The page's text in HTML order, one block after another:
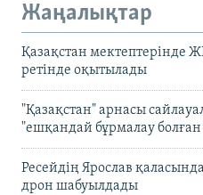
Жаңалықтар
Қазақстан мектептерінде
ретінде оқытылады
"Қазақстан" арнасы
"ешқандай бұрмалау
Ресейдің Ярослав
дрон шабуылдады